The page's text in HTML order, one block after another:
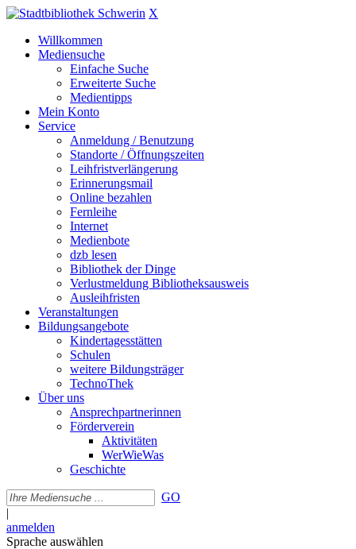
X
Willkommen
Mediensuche
Einfache Suche
Erweiterte Suche
Medientipps
Mein Konto
Service
Anmeldung / Benutzung
Standorte / Öffnungszeiten
Leihfristverlängerung
Erinnerungsmail
Online bezahlen
Fernleihe
Internet
Medienbote
dzb lesen
Bibliothek der Dinge
Verlustmeldung Bibliotheksausweis
Ausleihfristen
Veranstaltungen
Bildungsangebote
Kindertagesstätten
Schulen
weitere Bildungsträger
TechnoThek
Über uns
Ansprechpartnerinnen
Förderverein
Aktivitäten
WerWieWas
Geschichte
GO
|
anmelden
Sprache auswählen